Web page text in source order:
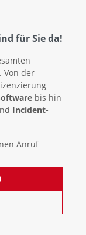
für Sie da!
Von der
bis hin
Incident-
Anruf